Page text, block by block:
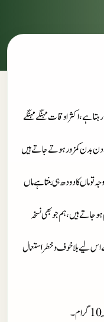
ہے، اکثر اوقا ت مہنگے مہنگے
دن بدن کمزور ہوتے جاتے ہیں
ماں کا دودھ ہی بنتا ہے ماں
جا تے ہیں ،ہم جو بھی نسخہ
لیے بلا خوف و خطر استعمال